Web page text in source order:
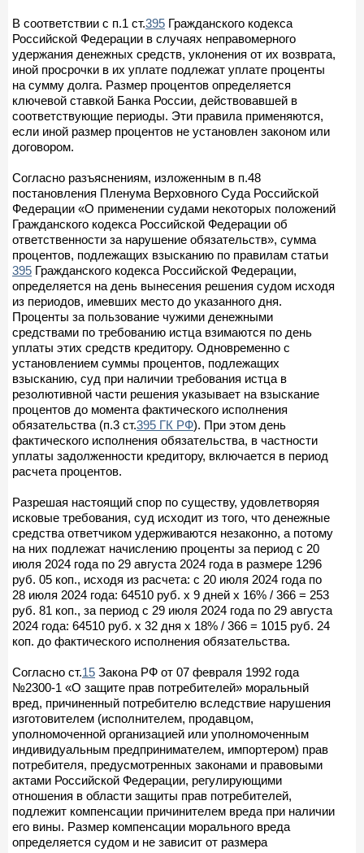
В соответствии с п.1 ст.395 Гражданского кодекса
Российской Федерации в случаях неправомерного
удержания денежных средств, уклонения от их возврата,
иной просрочки в их уплате подлежат уплате проценты
на сумму долга. Размер процентов определяется
ключевой ставкой Банка России, действовавшей в
соответствующие периоды. Эти правила применяются,
если иной размер процентов не установлен законом или
договором.
Согласно разъяснениям, изложенным в п.48
постановления Пленума Верховного Суда Российской
Федерации «О применении судами некоторых положений
Гражданского кодекса Российской Федерации об
ответственности за нарушение обязательств», сумма
процентов, подлежащих взысканию по правилам статьи
395 Гражданского кодекса Российской Федерации,
определяется на день вынесения решения судом исходя
из периодов, имевших место до указанного дня.
Проценты за пользование чужими денежными
средствами по требованию истца взимаются по день
уплаты этих средств кредитору. Одновременно с
установлением суммы процентов, подлежащих
взысканию, суд при наличии требования истца в
резолютивной части решения указывает на взыскание
процентов до момента фактического исполнения
обязательства (п.3 ст.395 ГК РФ). При этом день
фактического исполнения обязательства, в частности
уплаты задолженности кредитору, включается в период
расчета процентов.
Разрешая настоящий спор по существу, удовлетворяя
исковые требования, суд исходит из того, что денежные
средства ответчиком удерживаются незаконно, а потому
на них подлежат начислению проценты за период с 20
июля 2024 года по 29 августа 2024 года в размере 1296
руб. 05 коп., исходя из расчета: с 20 июля 2024 года по
28 июля 2024 года: 64510 руб. x 9 дней x 16% / 366 = 253
руб. 81 коп., за период с 29 июля 2024 года по 29 августа
2024 года: 64510 руб. x 32 дня x 18% / 366 = 1015 руб. 24
коп. до фактического исполнения обязательства.
Согласно ст.15 Закона РФ от 07 февраля 1992 года
№2300-1 «О защите прав потребителей» моральный
вред, причиненный потребителю вследствие нарушения
изготовителем (исполнителем, продавцом,
уполномоченной организацией или уполномоченным
индивидуальным предпринимателем, импортером) прав
потребителя, предусмотренных законами и правовыми
актами Российской Федерации, регулирующими
отношения в области защиты прав потребителей,
подлежит компенсации причинителем вреда при наличии
его вины. Размер компенсации морального вреда
определяется судом и не зависит от размера